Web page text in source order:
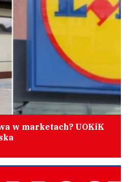
w marketach? UOKiK